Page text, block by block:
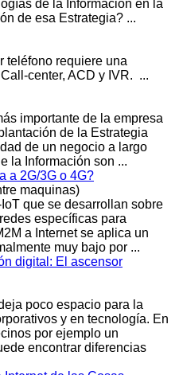
s de la Información en la
de esa Estrategia? ...
teléfono requiere una
center, ACD y IVR. ...
importante de la empresa
de la Estrategia
de un negocio a largo
la Información son ...
a 2G/3G o 4G?
maquinas)
que se desarrollan sobre
específicas para
a Internet se aplica un
muy bajo por ...
digital: El ascensor
poco espacio para la
y en tecnología. En
por ejemplo un
encontrar diferencias